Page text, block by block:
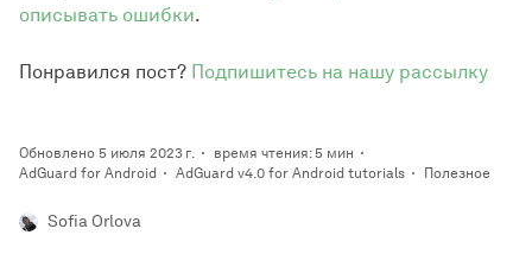
описывать ошибки.
Понравился пост? Подпишитесь на нашу рассылку
Обновлено 5 июля 2023 г.
время чтения: 5 мин
AdGuard for Android
AdGuard v4.0 for Android tutorials Полезное
Sofia Orlova